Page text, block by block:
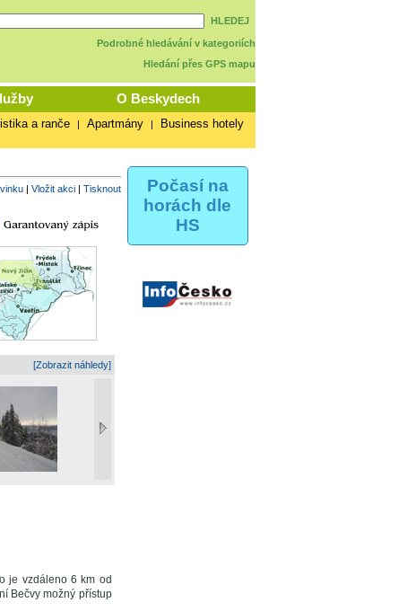
HLEDEJ
Podrobné hledávání v kategoriích
Hledání přes GPS mapu
O Beskydech
a ranče | Apartmány | Business hotely
| Vložit akci| Tisknout
[Zobrazit náhledy]
je vzdáleno 6 km od
Bečvy možný přístup
Počasí na
horách dle
HS